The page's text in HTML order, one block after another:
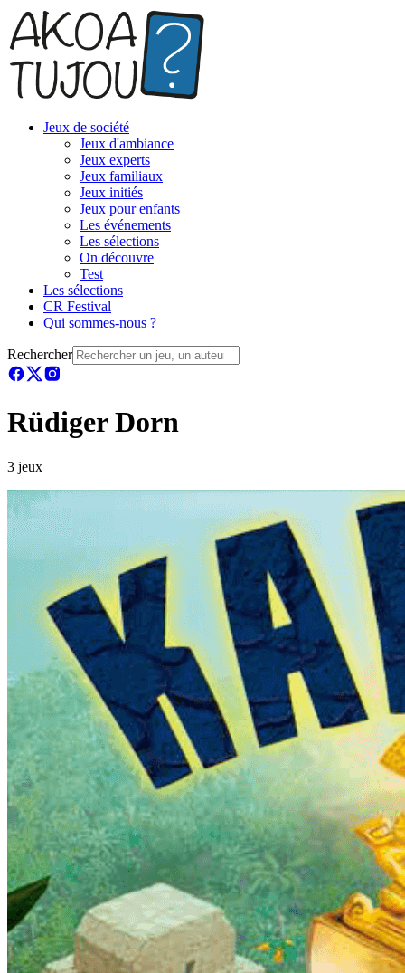
Jeux de société
Jeux d'ambiance
Jeux experts
Jeux familiaux
Jeux initiés
Jeux pour enfants
Les événements
Les sélections
On découvre
Test
Les sélections
CR Festival
Qui sommes-nous ?
Rechercher
Rüdiger Dorn
3 jeux